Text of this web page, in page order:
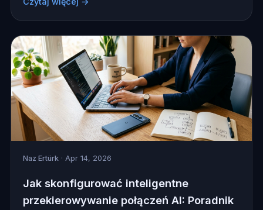
Naz Ertürk· Apr 14, 2026
Jak skonfigurować inteligentne
przekierowywanie połączeń AI: Poradnik